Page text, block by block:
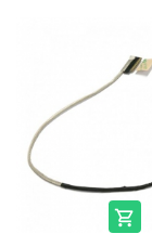
